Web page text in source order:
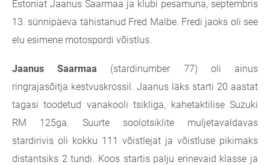
Estoniat Jaanus Saarmaa ja klubi pesamuna, septembris
13. sünnipäeva tähistanud Fred Malbe. Fredi jaoks oli see
elu esimene motospordi võistlus.
Jaanus Saarmaa (stardinumber 77) oli ainus
ringrajasõitja kestvuskrossil. Jaanus läks starti 20 aastat
tagasi toodetud vanakooli tsikliga, kahetaktilise Suzuki
RM 125ga. Suurte soolotsiklite muljetavaldavas
stardirivis oli kokku 111 võistlejat ja võistluse pikimaks
distantsiks 2 tundi. Koos startis palju erinevaid klasse ja